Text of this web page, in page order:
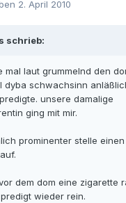
2. April 2010
schrieb:
mal laut grummelnd den
dyba schwachsinn
unsere damalige
ging mit mir.
prominenter stelle
dem dom eine zigarette
wieder rein.